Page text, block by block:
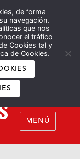
de forma
navegación.
que nos
el tráfico
Cookies tal y
de Cookies.
Español English
MENÚ